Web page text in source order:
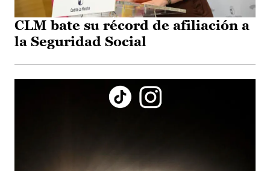
CLM bate su récord de afiliación a
la Seguridad Social